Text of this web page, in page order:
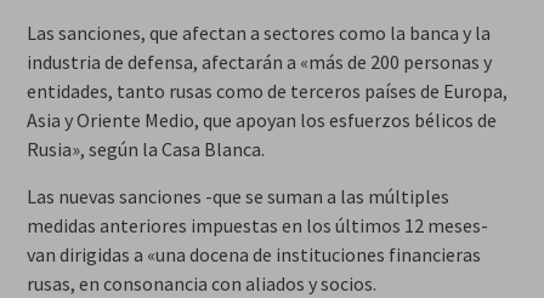
Las sanciones, que afectan a sectores como la banca y la
industria de defensa, afectarán a «más de 200 personas y
entidades, tanto rusas como de terceros países de Europa,
Asia y Oriente Medio, que apoyan los esfuerzos bélicos de
Rusia», según la Casa Blanca.
Las nuevas sanciones -que se suman a las múltiples
medidas anteriores impuestas en los últimos 12 meses-
van dirigidas a «una docena de instituciones financieras
rusas, en consonancia con aliados y socios.